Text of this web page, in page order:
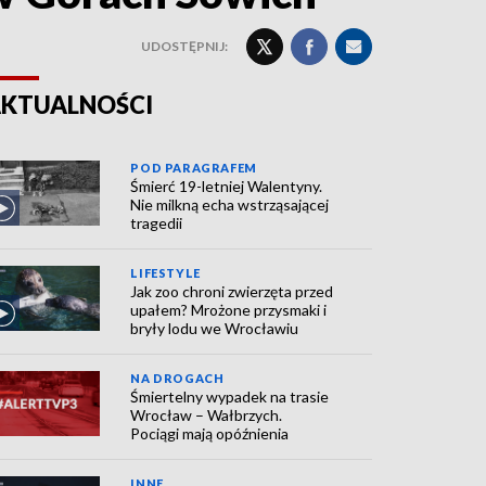
UDOSTĘPNIJ:
POD PARAGRAFEM
Śmierć 19-letniej Walentyny.
Nie milkną echa wstrząsającej
tragedii
LIFESTYLE
Jak zoo chroni zwierzęta przed
upałem? Mrożone przysmaki i
bryły lodu we Wrocławiu
NA DROGACH
Śmiertelny wypadek na trasie
Wrocław – Wałbrzych.
Pociągi mają opóźnienia